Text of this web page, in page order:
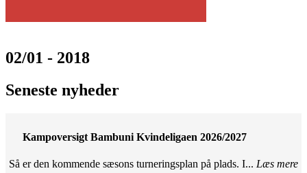
02/01 - 2018
Seneste nyheder
Kampoversigt Bambuni Kvindeligaen 2026/2027
Så er den kommende sæsons turneringsplan på plads. I... Læs mere